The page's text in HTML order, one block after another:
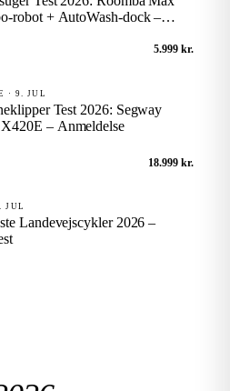
robot + AutoWash-dock –
5.999 kr.
· 9. JUL
Test 2026: Segway
– Anmeldelse
18.999 kr.
JUL
Landevejscykler 2026 –